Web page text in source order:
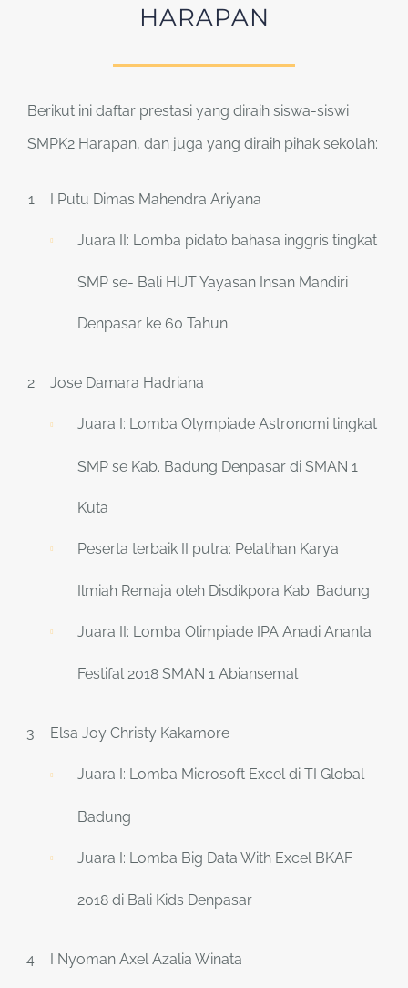
HARAPAN
Berikut ini daftar prestasi yang diraih siswa-siswi
SMPK2 Harapan, dan juga yang diraih pihak sekolah:
I Putu Dimas Mahendra Ariyana
Juara II: Lomba pidato bahasa inggris tingkat
SMP se- Bali HUT Yayasan Insan Mandiri
Denpasar ke 60 Tahun.
Jose Damara Hadriana
Juara I: Lomba Olympiade Astronomi tingkat
SMP se Kab. Badung Denpasar di SMAN 1
Kuta
Peserta terbaik II putra: Pelatihan Karya
Ilmiah Remaja oleh Disdikpora Kab. Badung
Juara II: Lomba Olimpiade IPA Anadi Ananta
Festifal 2018 SMAN 1 Abiansemal
Elsa Joy Christy Kakamore
Juara I: Lomba Microsoft Excel di TI Global
Badung
Juara I: Lomba Big Data With Excel BKAF
2018 di Bali Kids Denpasar
I Nyoman Axel Azalia Winata